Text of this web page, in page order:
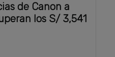
de Canon a
los S/ 3,541